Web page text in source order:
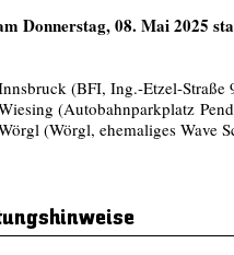
Donnerstag, 08. Mai 2025
(BFI, Ing.-Etzel-Straße
(Autobahnparkplatz
(Wörgl, ehemaliges Wave